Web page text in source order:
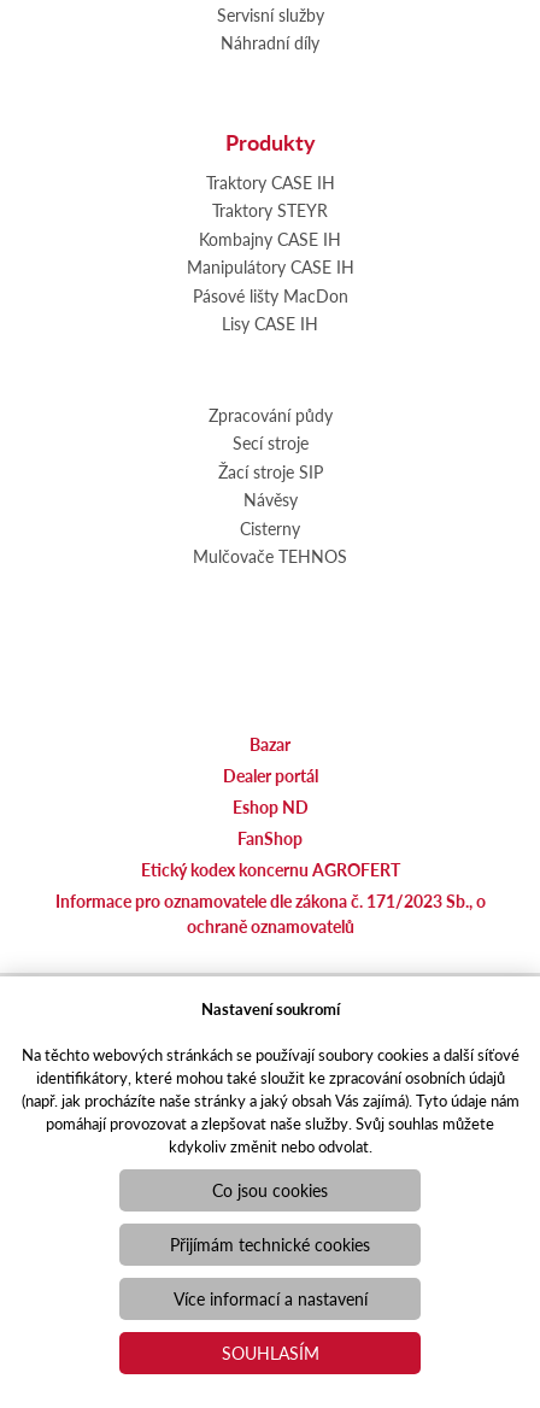
Servisní služby
Náhradní díly
Produkty
Traktory CASE IH
Traktory STEYR
Kombajny CASE IH
Manipulátory CASE IH
Pásové lišty MacDon
Lisy CASE IH
Zpracování půdy
Secí stroje
Žací stroje SIP
Návěsy
Cisterny
Mulčovače TEHNOS
Bazar
Dealer portál
Eshop ND
FanShop
Etický kodex koncernu AGROFERT
Informace pro oznamovatele dle zákona č. 171/2023 Sb., o
ochraně oznamovatelů
Responzivní webPuxdesign | agrics.cz © 2021
Toto jsou internetové stránky společnosti AGRI CS a. s., se sídlem
v Hustopečích, Hybešova 14, PSČ 69301, IČO 26243334,
zapsané v OR vedeném Krajským soudem v Brně, oddíl B, vložka
3582. Společnost AGRI CS a.s. je členem koncernu AGROFERT
řízeného společností AGROFERT, a.s., IČO 26185610, se sídlem
na adrese Pyšelská 2327/2, Chodov, 149 00 Praha 4.
agrotec.cz
portal.caseklub.cz
shop.agrics.cz
traktorbazar.cz
eshop.agrics.cz/cs
a-finance.cz
Nastavení soukromí
Na těchto webových stránkách se používají soubory cookies a další síťové
identifikátory, které mohou také sloužit ke zpracování osobních údajů
(např. jak procházíte naše stránky a jaký obsah Vás zajímá). Tyto údaje nám
pomáhají provozovat a zlepšovat naše služby. Svůj souhlas můžete
kdykoliv změnit nebo odvolat.
Co jsou cookies
Přijímám technické cookies
Více informací a nastavení
SOUHLASÍM